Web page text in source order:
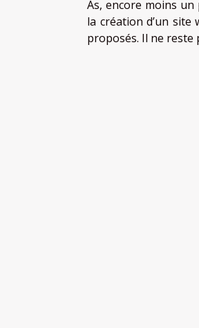
As, encore moins
la création d’un site
proposés. Il ne reste